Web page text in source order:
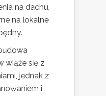
na dachu,
na lokalne
wiąże się z
jednak z
i